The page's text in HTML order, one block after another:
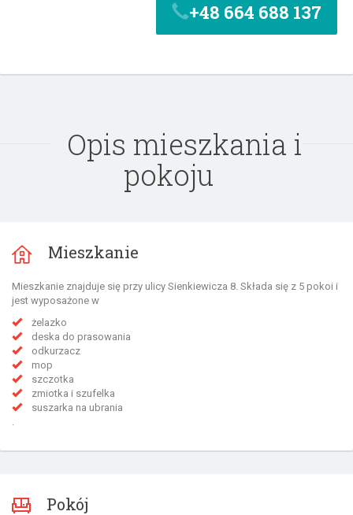
+48 664 688 137
Opis mieszkania i
pokoju
Mieszkanie
Mieszkanie znajduje się przy ulicy Sienkiewicza 8. Składa się z 5 pokoi i
jest wyposażone w
żelazko
deska do prasowania
odkurzacz
mop
szczotka
zmiotka i szufelka
suszarka na ubrania
Pokój